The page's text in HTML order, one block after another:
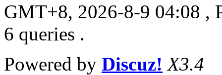
GMT+8, 2026-8-9 04:08 ,
6 queries .
Powered by Discuz! X3.4